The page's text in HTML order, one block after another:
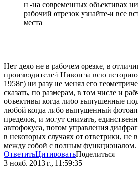
н -на современных обьективах
рабочий отрезок узнайте-и все
места
Нет дело не в рабочем орезке, в
производителей Никон за всю историю
1958г) ни разу не менял его
сказать, по размерам, в том числе и
объективы когда либо выпушенные
любой когда либо выпущенный
пределок, и могут снимать,
автофокуса, потом управления
в некоторых случаях от ответрики, не
между собой с полным функционалом.
ОтветитьЦитироватьПоделиться
3 нояб. 2013 г., 11:59:35